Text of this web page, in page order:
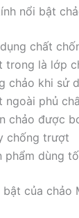
nổi bật
chất
trong là lớp
chảo khi sử
ngoài phủ
chảo được
chống trượt
phẩm dùng
của chảo